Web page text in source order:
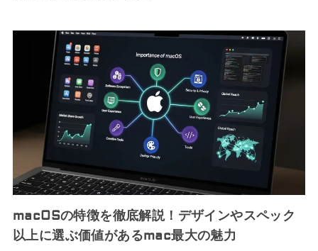
macOSの特徴を徹底解説！デザインやスペック
以上に選ぶ価値があるmac最大の魅力